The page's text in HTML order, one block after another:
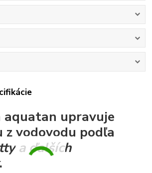
aquatan upravuje
z vodovodu podľa
a ďalších
.